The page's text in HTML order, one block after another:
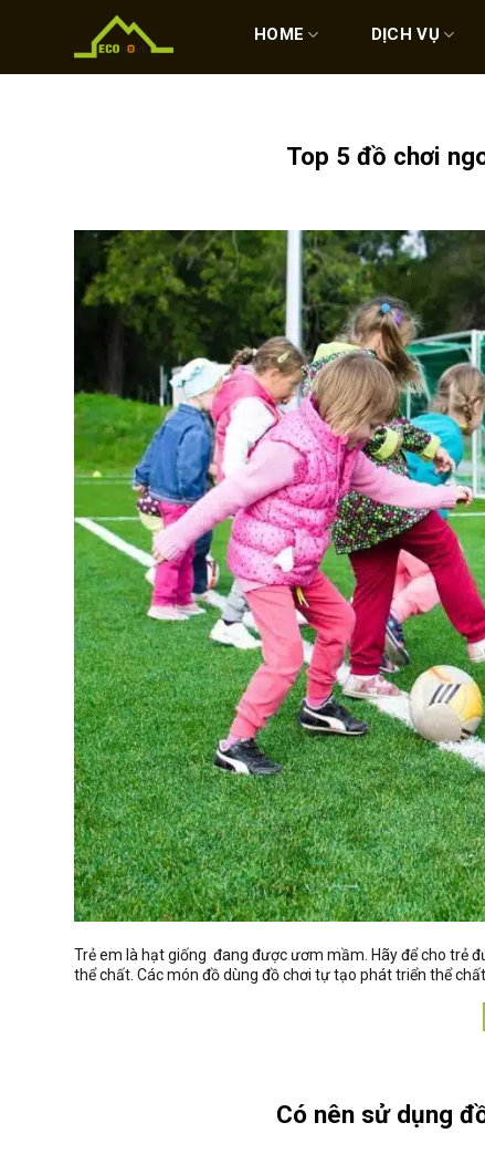
HOME DỊCH VỤ
Top 5 đồ chơi
Trẻ em là hạt giống đang được ươm mầm. Hãy để cho trẻ
thể chất. Các món đồ dùng đồ chơi tự tạo phát triển thể
Có nên sử dụng